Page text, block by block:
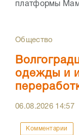
платформы
Общество
одежды и
06.08.2026 14:57
Комментарии